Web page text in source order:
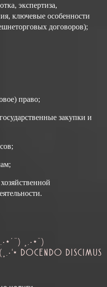
экспертиза,
ключевые особенности
договоров);
право;
закупки и
¸.•*¨)
DOCENDO DISCIMUS